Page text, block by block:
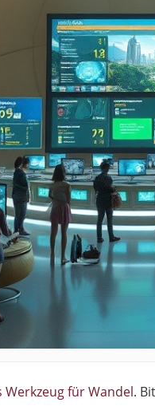
Werkzeug für Wandel.